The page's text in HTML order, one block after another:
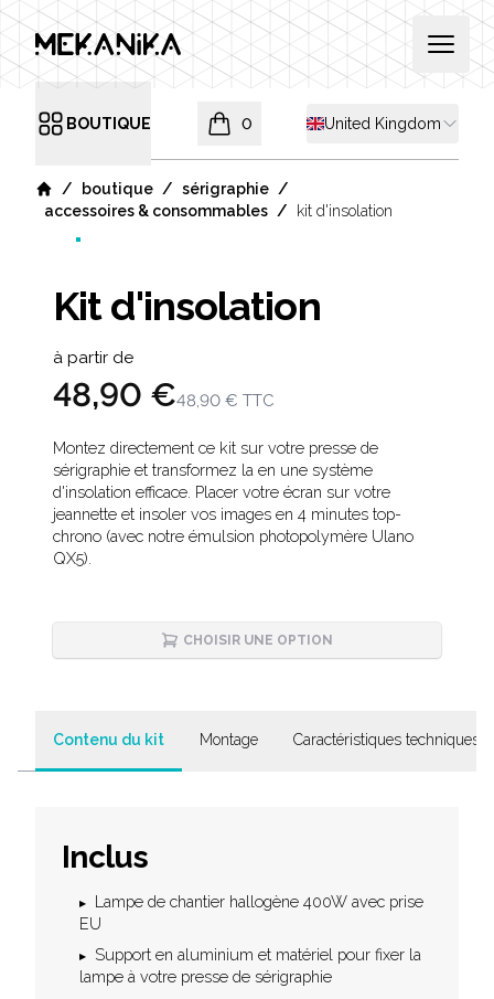
MEKANIKA Open
Open menu
BOUTIQUE Shipping country
United Kingdom
0
items in cart, view bag
Home
/ boutique / sérigraphie /
accessoires & consommables / kit d'insolation
Kit d'insolation
Product information
à partir de
48,90 €48,90 € TTC
Description
Montez directement ce kit sur votre presse de
sérigraphie et transformez la en une système
d'insolation efficace. Placer votre écran sur votre
jeannette et insoler vos images en 4 minutes top-
chrono (avec notre émulsion photopolymère Ulano
QX5).
CHOISIR UNE OPTION
Contenu du kit Montage Caractéristiques techniques
Inclus
Lampe de chantier hallogène 400W avec prise
EU
Support en aluminium et matériel pour fixer la
lampe à votre presse de sérigraphie